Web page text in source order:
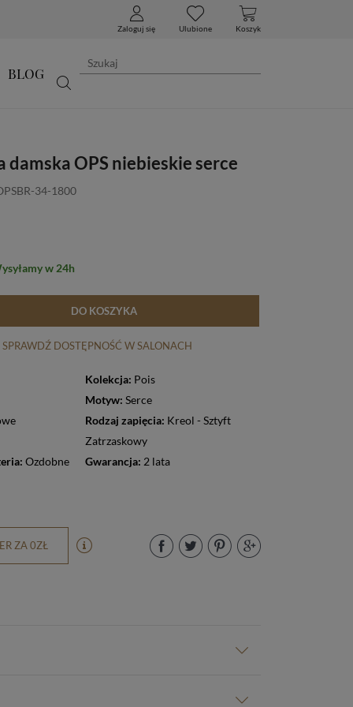
Zaloguj się Ulubione Koszyk
BLOG
damska OPS niebieskie serce
34-1800
w 24h
DO KOSZYKA
SPRAWDŹ DOSTĘPNOŚĆ W SALONACH
Kolekcja: Pois
Motyw:Serce
Rodzaj zapięcia: Kreol - Sztyft
Zatrzaskowy
Ozdobne
Gwarancja: 2 lata
ZA 0ZŁ